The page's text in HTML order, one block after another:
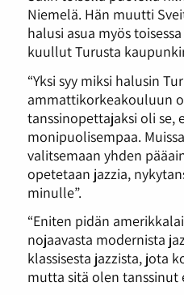
Niemelä. Hän muutti
halusi asua myös
kuullut Turusta
“Yksi syy miksi halusin
ammattikorkeakouluun
tanssinopettajaksi oli
monipuolisempaa.
valitsemaan yhden
opetetaan jazzia,
minulle”.
“Eniten pidän
nojaavasta modernista
klassisesta jazzista, jota
mutta sitä olen tanssinut